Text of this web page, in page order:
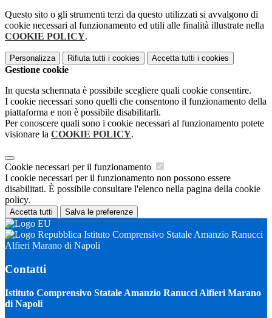
Questo sito o gli strumenti terzi da questo utilizzati si avvalgono di
cookie necessari al funzionamento ed utili alle finalità illustrate nella
COOKIE POLICY.
Personalizza Rifiuta tutti i cookies Accetta tutti i cookies
Gestione cookie
In questa schermata è possibile scegliere quali cookie consentire.
I cookie necessari sono quelli che consentono il funzionamento della
piattaforma e non è possibile disabilitarli.
Per conoscere quali sono i cookie necessari al funzionamento potete
visionare la COOKIE POLICY.
Cookie necessari per il funzionamento
I cookie necessari per il funzionamento non possono essere
disabilitati. È possibile consultare l'elenco nella pagina della cookie
policy.
Accetta tutti Salva le preferenze
Istituto Comprensivo Statale Amanzio Ranucci
Alfieri Marano di Napoli
Contatti
Istituto Comprensivo Statale Amanzio Ranucci Alfieri Marano
di Napoli